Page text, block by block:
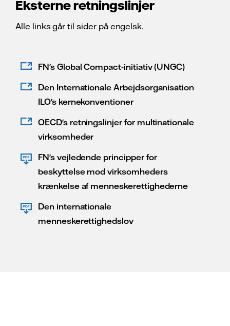
Eksterne retningslinjer
Alle links går til sider på engelsk.
FN's Global Compact-initiativ (UNGC)
Den Internationale Arbejdsorganisation
ILO's kernekonventioner
OECD's retningslinjer for multinationale
virksomheder
FN's vejledende principper for
beskyttelse mod virksomheders
krænkelse af menneskerettighederne
Den internationale
menneskerettighedslov